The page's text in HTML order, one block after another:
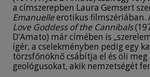
a címszerepben Laura Gemsert
Emanuelleerotikus filmszériában.
Love Goddess of the Cannibals
D’Amato) már címében is
ígér, a cselekményben pedig egy
törzsfőnöknő csábítja el és öli meg
geológusokat, akik nemzetségét